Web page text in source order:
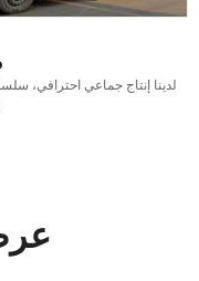
لدينا إنتاج جماعي احترافي،